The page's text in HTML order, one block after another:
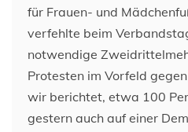
für Frauen- und
verfehlte beim
notwendige
Protesten im Vorfeld
wir berichtet, etwa 100
gestern auch auf einer